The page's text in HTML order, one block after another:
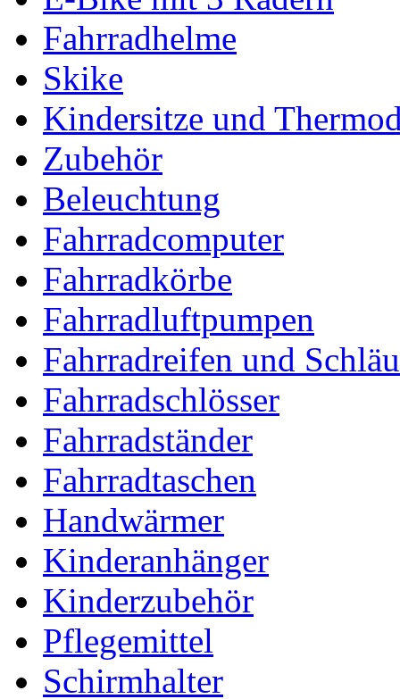
Fahrradhelme
Skike
Kindersitze und
Zubehör
Beleuchtung
Fahrradcomputer
Fahrradkörbe
Fahrradluftpumpen
Fahrradreifen und
Fahrradschlösser
Fahrradständer
Fahrradtaschen
Handwärmer
Kinderanhänger
Kinderzubehör
Pflegemittel
Schirmhalter